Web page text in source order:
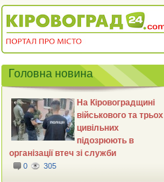
Головна новина
На Кіровоградщині
військового та трьох
цивільних
підозрюють в
організації втеч зі служби
0 305